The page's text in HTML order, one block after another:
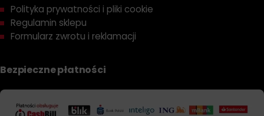
Polityka prywatności i pliki cookie
Regulamin sklepu
Formularz zwrotu i reklamacji
Bezpieczne płatności